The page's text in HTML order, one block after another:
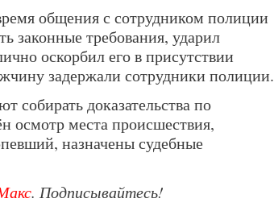
общения с сотрудником полиции
законные требования, ударил
оскорбил его в присутствии
задержали сотрудники полиции.
собирать доказательства по
осмотр места происшествия,
назначены судебные
. Подписывайтесь!